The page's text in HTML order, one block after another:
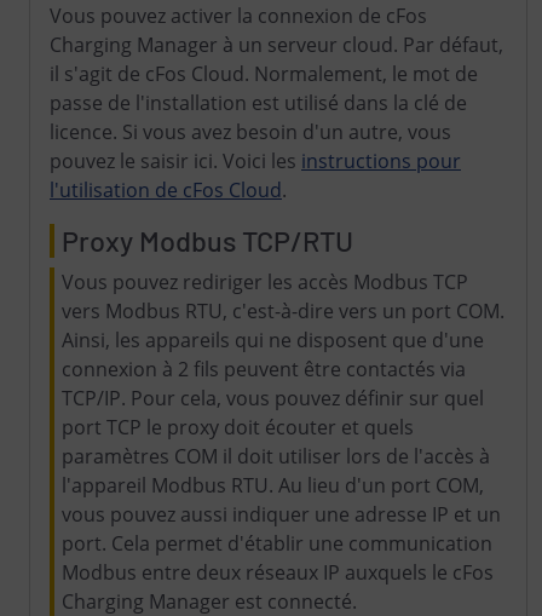
Vous pouvez activer la connexion de cFos
Charging Manager à un serveur cloud. Par défaut,
il s'agit de cFos Cloud. Normalement, le mot de
passe de l'installation est utilisé dans la clé de
licence. Si vous avez besoin d'un autre, vous
pouvez le saisir ici. Voici les instructions pour
l'utilisation de cFos Cloud.
Proxy Modbus TCP/RTU
Vous pouvez rediriger les accès Modbus TCP
vers Modbus RTU, c'est-à-dire vers un port COM.
Ainsi, les appareils qui ne disposent que d'une
connexion à 2 fils peuvent être contactés via
TCP/IP. Pour cela, vous pouvez définir sur quel
port TCP le proxy doit écouter et quels
paramètres COM il doit utiliser lors de l'accès à
l'appareil Modbus RTU. Au lieu d'un port COM,
vous pouvez aussi indiquer une adresse IP et un
port. Cela permet d'établir une communication
Modbus entre deux réseaux IP auxquels le cFos
Charging Manager est connecté.